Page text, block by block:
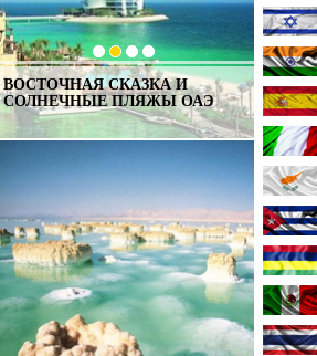
ВОСТОЧНАЯ СКАЗКА И
СОЛНЕЧНЫЕ ПЛЯЖЫ ОАЭ
В